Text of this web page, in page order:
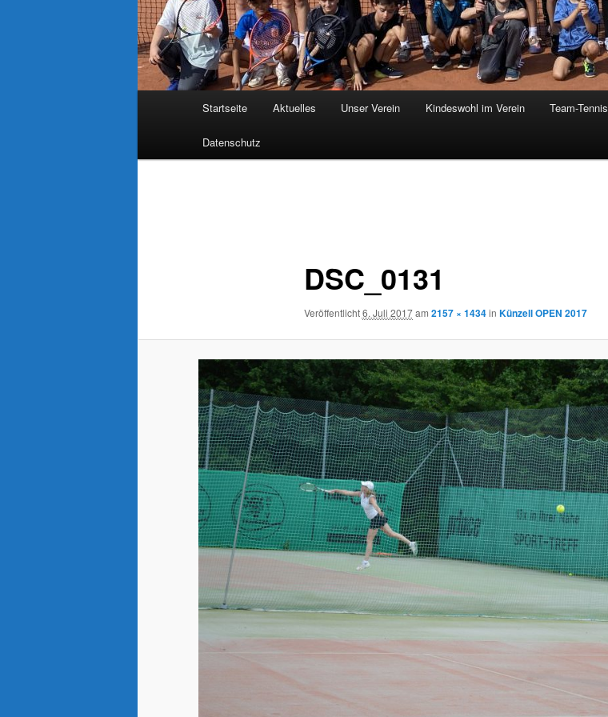
Startseite Aktuelles Unser Verein Kindeswohl im Verein Team-Tennis
Datenschutz
DSC_0131
Veröffentlicht6. Juli 2017am 2157 × 1434in Künzell OPEN 2017